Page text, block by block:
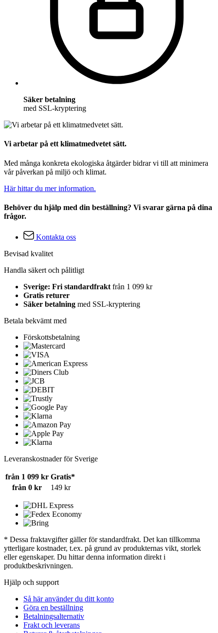
Säker betalning
med SSL-kryptering
Vi arbetar på ett klimatmedvetet sätt.
Med många konkreta ekologiska åtgärder bidrar vi till att minimera
vår påverkan på miljö och klimat.
Här hittar du mer information.
Behöver du hjälp med din beställning? Vi svarar gärna på dina
frågor.
Kontakta oss
Bevisad kvalitet
Handla säkert och pålitligt
Sverige: Fri standardfrakt från 1 099 kr
Gratis returer
Säker betalning med SSL-kryptering
Betala bekvämt med
Förskottsbetalning
Leveranskostnader för Sverige
från 1 099 kr Gratis*
från 0 kr
149 kr
* Dessa fraktavgifter gäller för standardfrakt. Det kan tillkomma
ytterligare kostnader, t.ex. på grund av produkternas vikt, storlek
eller egenskaper. Du hittar denna information direkt i
produktbeskrivningen.
Hjälp och support
Så här använder du ditt konto
Göra en beställning
Betalningsalternativ
Frakt och leverans